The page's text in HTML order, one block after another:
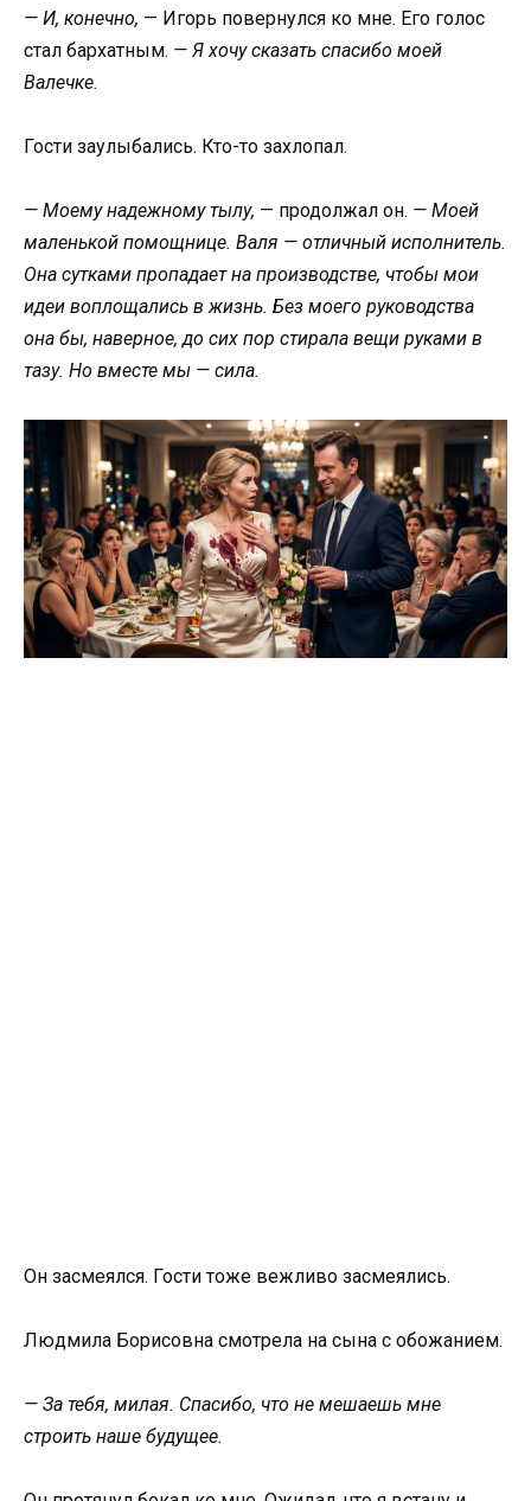
— И, конечно, — Игорь повернулся ко мне. Его голос
стал бархатным. — Я хочу сказать спасибо моей
Валечке.
Гости заулыбались. Кто-то захлопал.
— Моему надежному тылу, — продолжал он. — Моей
маленькой помощнице. Валя — отличный исполнитель.
Она сутками пропадает на производстве, чтобы мои
идеи воплощались в жизнь. Без моего руководства
она бы, наверное, до сих пор стирала вещи руками в
тазу. Но вместе мы — сила.
Он засмеялся. Гости тоже вежливо засмеялись.
Людмила Борисовна смотрела на сына с обожанием.
— За тебя, милая. Спасибо, что не мешаешь мне
строить наше будущее.